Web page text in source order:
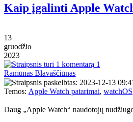
Kaip įgalinti Apple
13
gruodžio
2023
1
Ramūnas Blavaščiūnas
Temos: Apple Watch patarimai, watchOS
Daug „Apple Watch“ naudotojų